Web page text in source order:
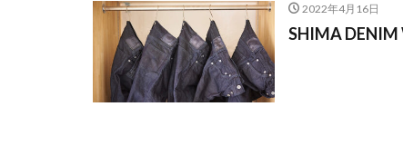
2022年4月16日
SHIMA DENIM